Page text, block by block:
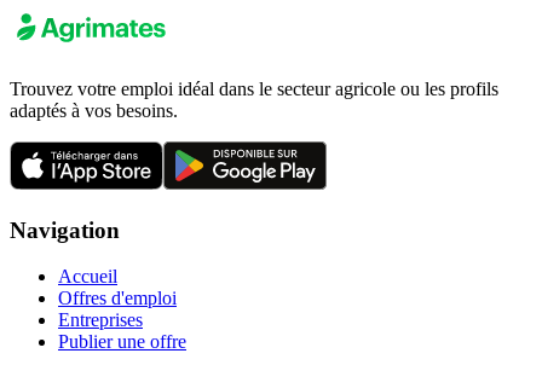
Trouvez votre emploi idéal dans le secteur agricole ou les profils
adaptés à vos besoins.
Navigation
Accueil
Offres d'emploi
Entreprises
Publier une offre